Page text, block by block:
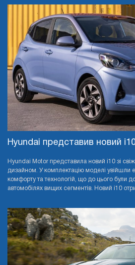
Hyundai представив новий
Hyundai Motor представила новий i10 зі
дизайном. У комплектацію моделі увійшли
комфорту та технологій, що до цього були
автомобілях вищих сегментів. Новий i10